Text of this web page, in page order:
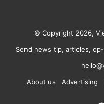
© Copyright 2026,
Send news tip, articles,
About us
Advertising